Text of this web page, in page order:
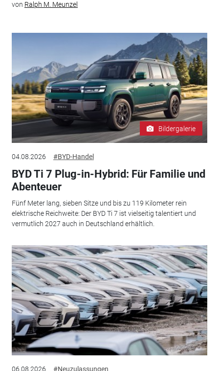
von Ralph M. Meunzel
Bildergalerie
04.08.2026 #BYD-Handel
BYD Ti 7 Plug-in-Hybrid: Für Familie und
Abenteuer
Fünf Meter lang, sieben Sitze und bis zu 119 Kilometer rein
elektrische Reichweite: Der BYD Ti 7 ist vielseitig talentiert und
vermutlich 2027 auch in Deutschland erhältlich.
06.08.2026 #Neuzulassungen